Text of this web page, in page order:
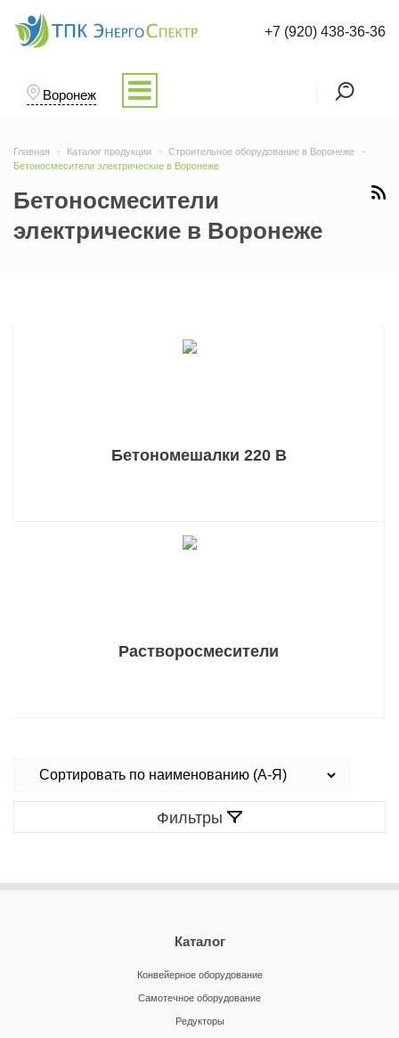
Воронеж
+7 (920) 438-36-36
Главная Каталог продукции
Строительное оборудование в Воронеже
Бетоносмесители электрические в Воронеже
Бетоносмесители
электрические в Воронеже
Бетономешалки 220 В
Растворосмесители
Фильтры
Каталог
Конвейерное оборудование
Самотечное оборудование
Редукторы